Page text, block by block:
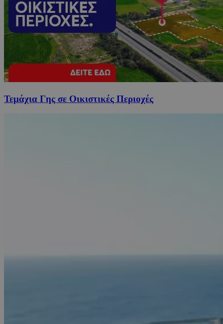
Τεμάχια Γης σε Οικιστικές Περιοχές